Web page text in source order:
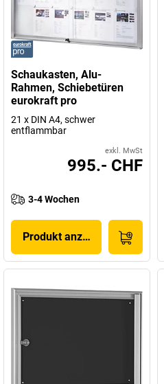
Schaukasten, Alu-
Rahmen, Schiebetüren
eurokraft pro
21 x DIN A4, schwer
entflammbar
exkl. MwSt
995.- CHF
3-4 Wochen
Produkt anzeigen